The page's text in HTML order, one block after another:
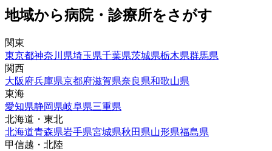
地域から病院・診療所をさがす
関東
東京都神奈川県埼玉県千葉県茨城県栃木県群馬県
関西
大阪府兵庫県京都府滋賀県奈良県和歌山県
東海
愛知県静岡県岐阜県三重県
北海道・東北
北海道青森県岩手県宮城県秋田県山形県福島県
甲信越・北陸